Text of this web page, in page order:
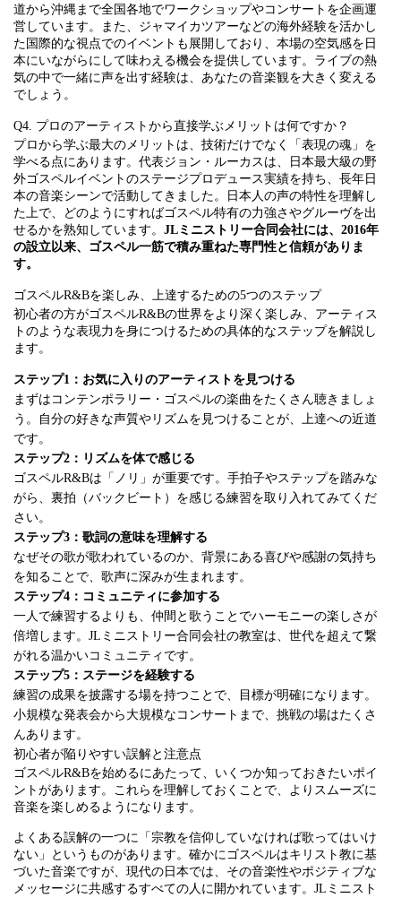
道から沖縄まで全国各地でワークショップやコンサートを企画運
営しています。また、ジャマイカツアーなどの海外経験を活かし
た国際的な視点でのイベントも展開しており、本場の空気感を日
本にいながらにして味わえる機会を提供しています。ライブの熱
気の中で一緒に声を出す経験は、あなたの音楽観を大きく変える
でしょう。
Q4. プロのアーティストから直接学ぶメリットは何ですか？
プロから学ぶ最大のメリットは、技術だけでなく「表現の魂」を
学べる点にあります。代表ジョン・ルーカスは、日本最大級の野
外ゴスペルイベントのステージプロデュース実績を持ち、長年日
本の音楽シーンで活動してきました。日本人の声の特性を理解し
た上で、どのようにすればゴスペル特有の力強さやグルーヴを出
せるかを熟知しています。 JLミニストリー合同会社には、2016年
の設立以来、ゴスペル一筋で積み重ねた専門性と信頼がありま
す。
ゴスペルR&Bを楽しみ、上達するための5つのステップ
初心者の方がゴスペルR&Bの世界をより深く楽しみ、アーティス
トのような表現力を身につけるための具体的なステップを解説し
ます。
ステップ1：お気に入りのアーティストを見つける
まずはコンテンポラリー・ゴスペルの楽曲をたくさん聴きましょ
う。自分の好きな声質やリズムを見つけることが、上達への近道
です。
ステップ2：リズムを体で感じる
ゴスペルR&Bは「ノリ」が重要です。手拍子やステップを踏みな
がら、裏拍（バックビート）を感じる練習を取り入れてみてくだ
さい。
ステップ3：歌詞の意味を理解する
なぜその歌が歌われているのか、背景にある喜びや感謝の気持ち
を知ることで、歌声に深みが生まれます。
ステップ4：コミュニティに参加する
一人で練習するよりも、仲間と歌うことでハーモニーの楽しさが
倍増します。JLミニストリー合同会社の教室は、世代を超えて繋
がれる温かいコミュニティです。
ステップ5：ステージを経験する
練習の成果を披露する場を持つことで、目標が明確になります。
小規模な発表会から大規模なコンサートまで、挑戦の場はたくさ
んあります。
初心者が陥りやすい誤解と注意点
ゴスペルR&Bを始めるにあたって、いくつか知っておきたいポイ
ントがあります。これらを理解しておくことで、よりスムーズに
音楽を楽しめるようになります。
よくある誤解の一つに「宗教を信仰していなければ歌ってはいけ
ない」というものがあります。確かにゴスペルはキリスト教に基
づいた音楽ですが、現代の日本では、その音楽性やポジティブな
メッセージに共感するすべての人に開かれています。JLミニスト